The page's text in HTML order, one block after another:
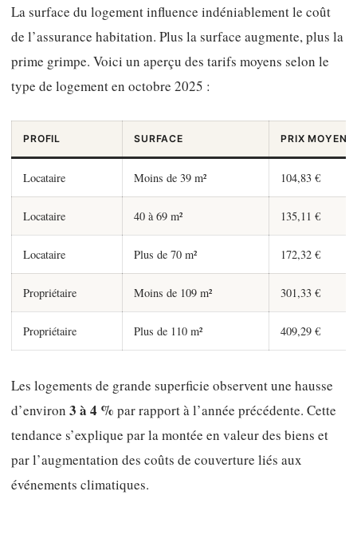
La surface du logement influence indéniablement le coût
de l’assurance habitation. Plus la surface augmente, plus la
prime grimpe. Voici un aperçu des tarifs moyens selon le
type de logement en octobre 2025 :
PROFIL SURFACE PRIX MOYEN
Locataire Moins de 39 m² 104,83 €
Locataire 40 à 69 m² 135,11 €
Locataire Plus de 70 m² 172,32 €
Propriétaire Moins de 109 m² 301,33 €
Propriétaire Plus de 110 m² 409,29 €
Les logements de grande superficie observent une hausse
d’environ 3 à 4 % par rapport à l’année précédente. Cette
tendance s’explique par la montée en valeur des biens et
par l’augmentation des coûts de couverture liés aux
événements climatiques.